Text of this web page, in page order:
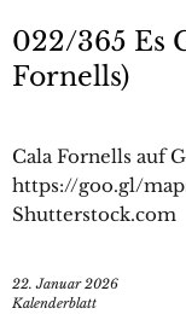
022/365 Es
Fornells)
Cala Fornells auf
https://goo.gl/
Shutterstock.com
22. Januar 2026
Kalenderblatt